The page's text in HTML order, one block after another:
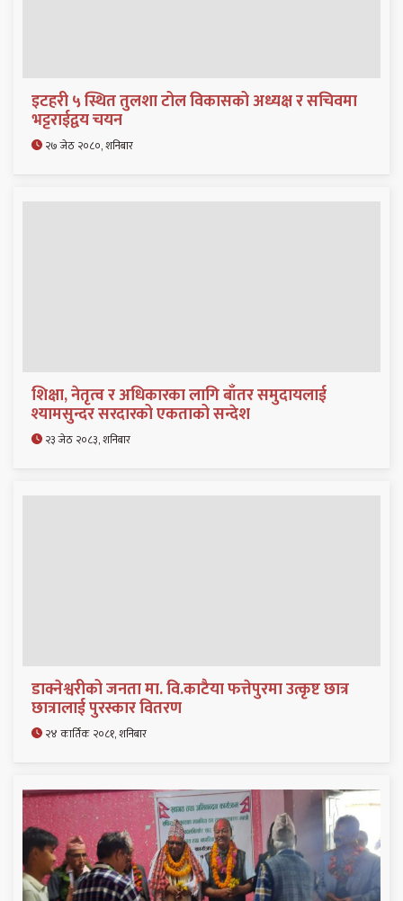
इटहरी ५ स्थित तुलशा टोल विकासको अध्यक्ष र सचिवमा
भट्टराईद्वय चयन
२७ जेठ २०८०, शनिबार
शिक्षा, नेतृत्व र अधिकारका लागि बाँतर समुदायलाई
श्यामसुन्दर सरदारको एकताको सन्देश
२३ जेठ २०८३, शनिबार
डाक्नेश्वरीको जनता मा. वि.काटैया फत्तेपुरमा उत्कृष्ट छात्र
छात्रालाई पुरस्कार वितरण
२४ कार्तिक २०८१, शनिबार